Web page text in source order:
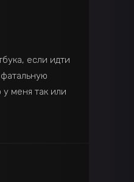
если идти
у меня так или